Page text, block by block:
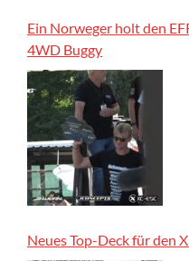
Ein Norweger holt den
4WD Buggy
Neues Top-Deck für den